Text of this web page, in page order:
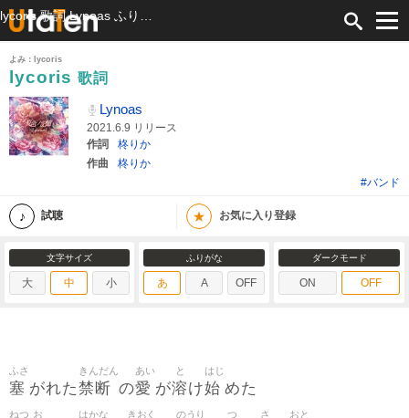
よみ：lycoris
lycoris 歌詞
Lynoas
2021.6.9 リリース
作詞
柊りか
作曲
柊りか
#バンド
試聴 ★ お気に入り登録
文字サイズ
大 中 小
ふりがな
あ A OFF
ダークモード
ON OFF
塞
ふさ
がれた禁断
きんだん
の愛
あい
が溶
と
け始
はじ
めた
ねつ お はかな きおく のうり つ さ おと